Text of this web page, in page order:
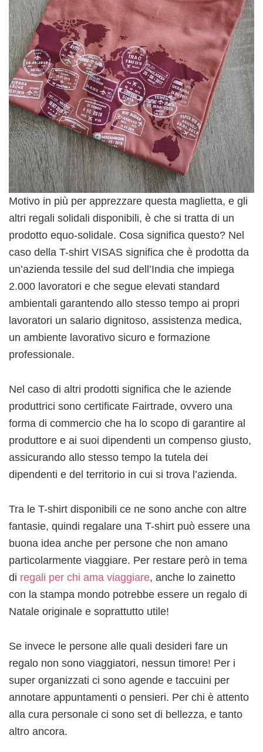
Motivo in più per apprezzare questa maglietta, e gli
altri regali solidali disponibili, è che si tratta di un
prodotto equo-solidale. Cosa significa questo? Nel
caso della T-shirt VISAS significa che è prodotta da
un’azienda tessile del sud dell’India che impiega
2.000 lavoratori e che segue elevati standard
ambientali garantendo allo stesso tempo ai propri
lavoratori un salario dignitoso, assistenza medica,
un ambiente lavorativo sicuro e formazione
professionale.
Nel caso di altri prodotti significa che le aziende
produttrici sono certificate Fairtrade, ovvero una
forma di commercio che ha lo scopo di garantire al
produttore e ai suoi dipendenti un compenso giusto,
assicurando allo stesso tempo la tutela dei
dipendenti e del territorio in cui si trova l’azienda.
Tra le T-shirt disponibili ce ne sono anche con altre
fantasie, quindi regalare una T-shirt può essere una
buona idea anche per persone che non amano
particolarmente viaggiare. Per restare però in tema
di regali per chi ama viaggiare, anche lo zainetto
con la stampa mondo potrebbe essere un regalo di
Natale originale e soprattutto utile!
Se invece le persone alle quali desideri fare un
regalo non sono viaggiatori, nessun timore! Per i
super organizzati ci sono agende e taccuini per
annotare appuntamenti o pensieri. Per chi è attento
alla cura personale ci sono set di bellezza, e tanto
altro ancora.